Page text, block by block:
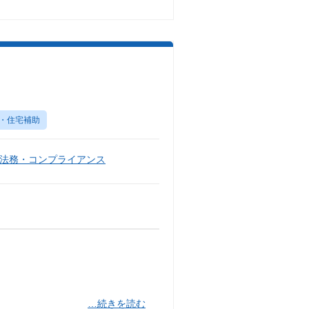
住宅補助
法務・コンプライアンス
…続きを読む